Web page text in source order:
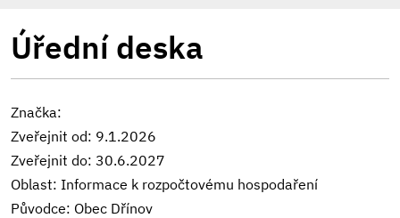
Úřední deska
Značka:
Zveřejnit od: 9.1.2026
Zveřejnit do: 30.6.2027
Oblast: Informace k rozpočtovému hospodaření
Původce: Obec Dřínov